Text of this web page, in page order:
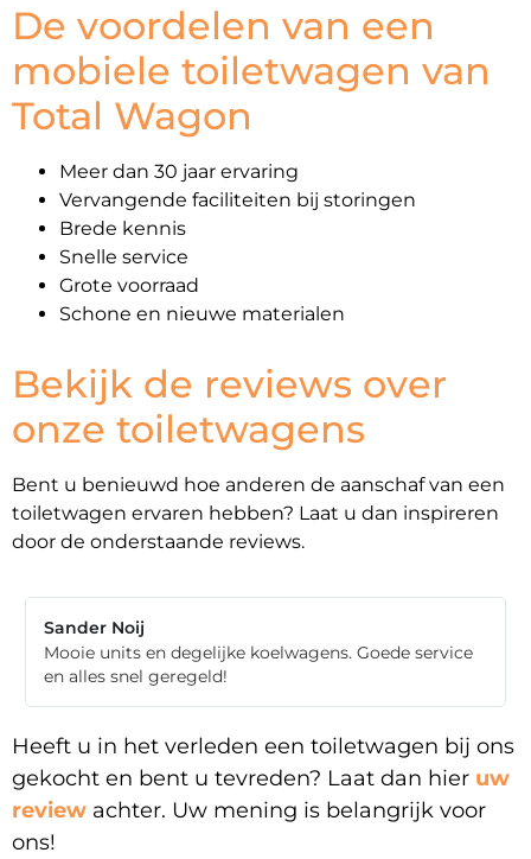
De voordelen van een
mobiele toiletwagen van
Total Wagon
Meer dan 30 jaar ervaring
Vervangende faciliteiten bij storingen
Brede kennis
Snelle service
Grote voorraad
Schone en nieuwe materialen
Bekijk de reviews over
onze toiletwagens
Bent u benieuwd hoe anderen de aanschaf van een
toiletwagen ervaren hebben? Laat u dan inspireren
door de onderstaande reviews.
Sander Noij
Mooie units en degelijke koelwagens. Goede service
en alles snel geregeld!
Heeft u in het verleden een toiletwagen bij ons
gekocht en bent u tevreden? Laat dan hier uw
review achter. Uw mening is belangrijk voor
ons!